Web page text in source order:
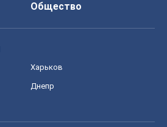
Общество
Харьков
Днепр